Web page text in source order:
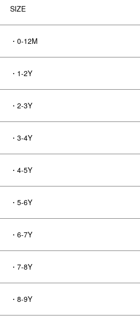
SIZE
・0-12M
・1-2Y
・2-3Y
・3-4Y
・4-5Y
・5-6Y
・6-7Y
・7-8Y
・8-9Y